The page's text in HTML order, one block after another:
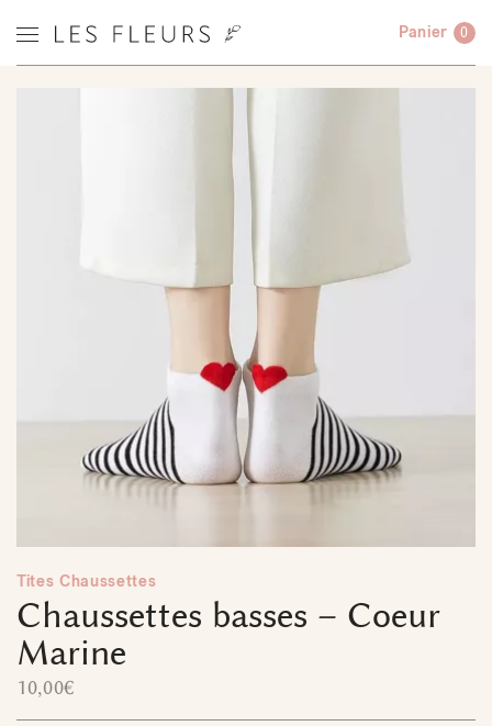
Panier 0
Tites Chaussettes
Chaussettes basses – Coeur
Marine
10,00€